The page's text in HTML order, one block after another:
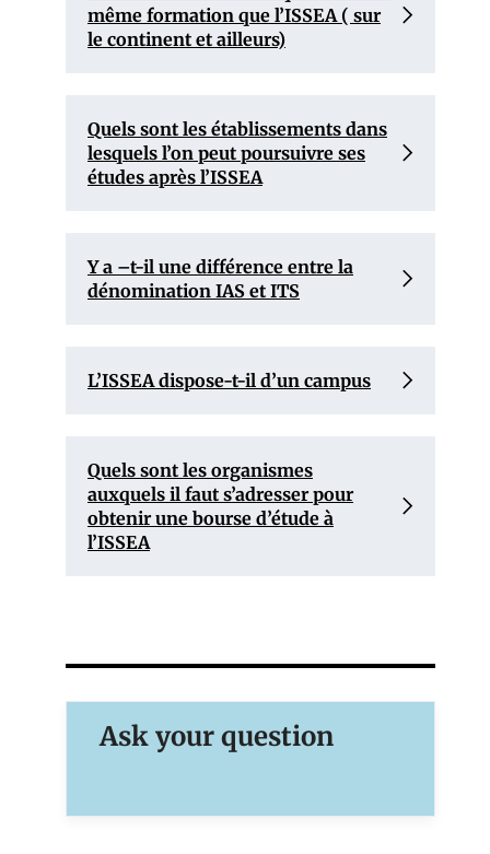
même formation que l’ISSEA ( sur
le continent et ailleurs)
Quels sont les établissements dans
lesquels l’on peut poursuivre ses
études après l’ISSEA
Y a –t-il une différence entre la
dénomination IAS et ITS
L’ISSEA dispose-t-il d’un campus
Quels sont les organismes
auxquels il faut s’adresser pour
obtenir une bourse d’étude à
l’ISSEA
Ask your question